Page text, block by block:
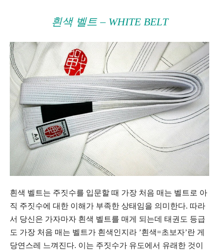
흰색 벨트 – WHITE BELT
흰색 벨트는 주짓수를 입문할 때 가장 처음 매는 벨트로 아
직 주짓수에 대한 이해가 부족한 상태임을 의미한다. 따라
서 당신은 가자마자 흰색 벨트를 매게 되는데 태권도 등급
도 가장 처음 매는 벨트가 흰색인지라 ’흰색=초보자’란 게
당연스레 느껴진다. 이는 주짓수가 유도에서 유래한 것이